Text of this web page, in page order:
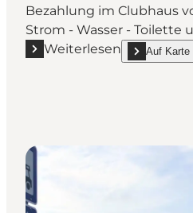
Bezahlung im Clubhaus
Strom - Wasser - Toilette
Weiterlesen
Mehr erfahren Auf Karte
show